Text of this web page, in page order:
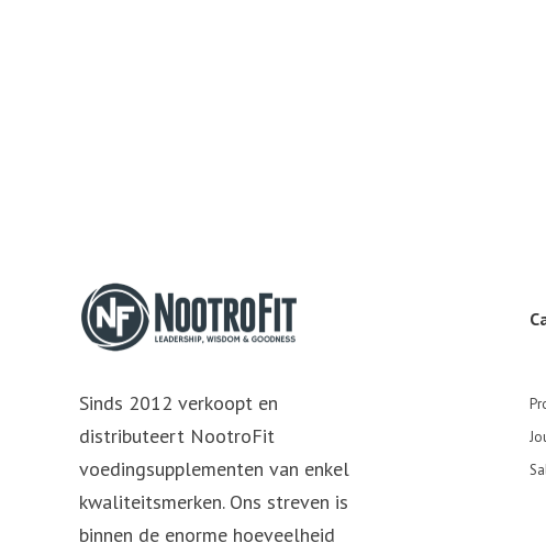
Sinds 2012 verkoopt en
distributeert NootroFit
voedingsupplementen van enkel
kwaliteitsmerken. Ons streven is
binnen de enorme hoeveelheid